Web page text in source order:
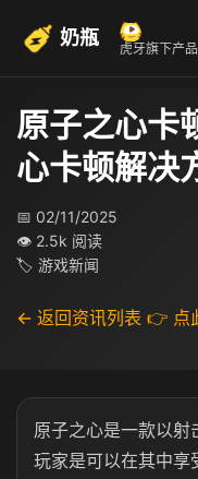
奶瓶 虎牙旗下产品
原子之心卡
心卡顿解决
📅 02/11/2025
👁 2.5k 阅读
🏷 游戏新闻
← 返回资讯列表 👉 点
原子之心是一款以射
玩家是可以在其中享